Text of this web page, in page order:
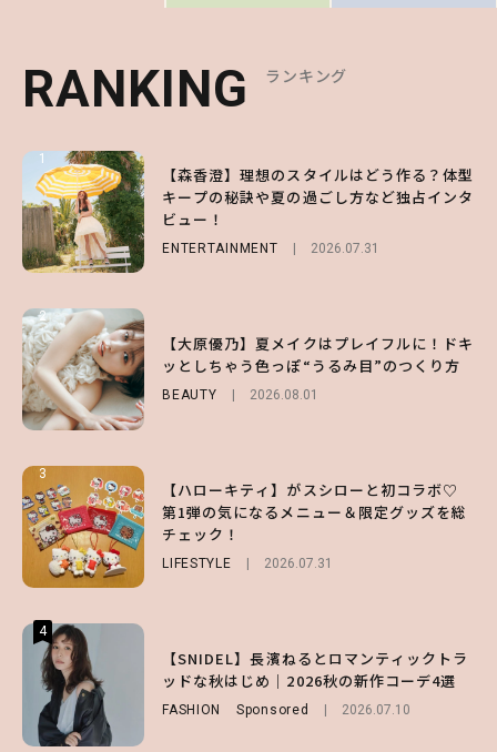
RANKING ランキング
1
【森香澄】理想のスタイルはどう作る？体型
キープの秘訣や夏の過ごし方など独占インタ
ビュー！
ENTERTAINMENT 2026.07.31
2
【大原優乃】夏メイクはプレイフルに！ドキ
ッとしちゃう色っぽ“うるみ目”のつくり方
BEAUTY 2026.08.01
3
【ハローキティ】がスシローと初コラボ♡
第1弾の気になるメニュー＆限定グッズを総
チェック！
LIFESTYLE 2026.07.31
4
【SNIDEL】長濱ねるとロマンティックトラ
ッドな秋はじめ｜2026秋の新作コーデ4選
FASHION Sponsored 2026.07.10
RANKING ランキング
1
【ハローキティ】がスシローと初コラボ♡
第1弾の気になるメニュー＆限定グッズを総
チェック！
LIFESTYLE 2026.07.31
2
【齋藤飛鳥】人生初のロブに！「意外としっ
くりくるし、すごく新鮮で心地いい」ヘアカ
ットの様子を独占でお届け♡
ENTERTAINMENT
3
【スタバ】約160通りのカスタマイズができ
る⁉ 39店舗限定『My フルーツ³ フラペチー
ノ®』を徹底レポ♡
LIFESTYLE 2026.07.30
4
【大原優乃】夏メイクはプレイフルに！ドキ
ッとしちゃう色っぽ“うるみ目”のつくり方
BEAUTY 2026.08.01
RANKING ランキング
1
【SNIDEL】長濱ねるとロマンティックトラ
ッドな秋はじめ｜2026秋の新作コーデ4選
2
【付録】総柄ハローキティが可愛すぎ♡ 紀
ノ国屋コラボの“優秀保冷バッグ”は夏の強
い味方！【オトナミューズ9月号増刊】
3
【谷まりあ】夏は“シアースカート”でさり
げなく肌見せ！透け感のニュアンスを楽しめ
るマストハブアイテム4選
FASHION 2026.07.19
4
【夏ヘアのくずれ・うねりに】ヘアメイク夢
月直伝♡ ドライシャンプー「バティスト」
を使ったプロ級スタイリング3選
Sponsored